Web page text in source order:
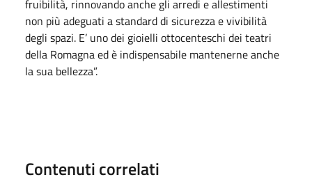
fruibilità, rinnovando anche gli arredi e allestimenti
non più adeguati a standard di sicurezza e vivibilità
degli spazi. E’ uno dei gioielli ottocenteschi dei teatri
della Romagna ed è indispensabile mantenerne anche
la sua bellezza”.
Contenuti correlati